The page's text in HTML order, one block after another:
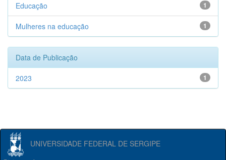
1
Educação
1
Mulheres na educação
Data de Publicação
1
2023
UNIVERSIDADE FEDERAL DE SERGIPE